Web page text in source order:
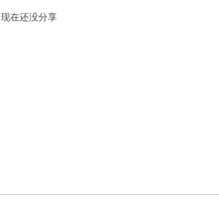
现在还没分享